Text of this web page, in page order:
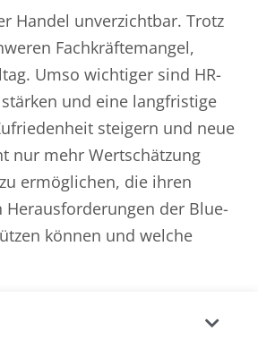
Handel unverzichtbar. Trotz
Fachkräftemangel,
Umso wichtiger sind HR-
und eine langfristige
steigern und neue
nur mehr Wertschätzung
ermöglichen, die ihren
der Blue-
können und welche